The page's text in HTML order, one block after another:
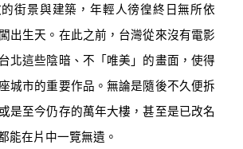
街景與建築，年輕人徬徨終日無所依
出生天。在此之前，台灣從來沒有電影
北這些陰暗、不「唯美」的畫面，使得
城市的重要作品。無論是隨後不久便拆
是至今仍存的萬年大樓，甚至是已改名
能在片中一覽無遺。